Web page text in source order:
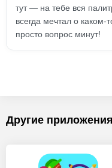
тут — на тебе вся
всегда мечтал о
просто вопрос минут!
Другие приложения